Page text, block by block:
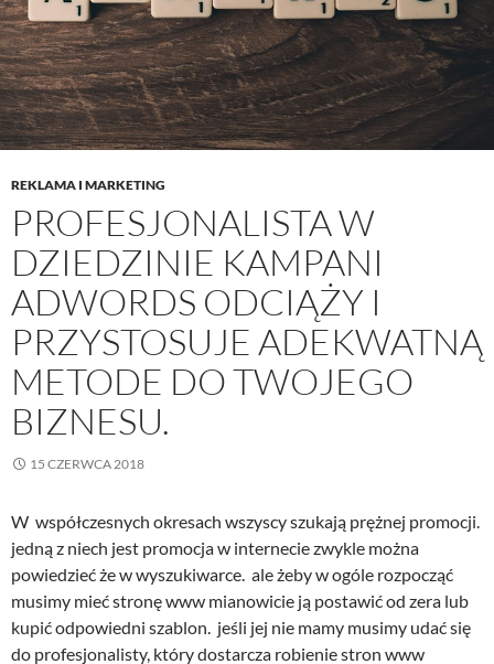
REKLAMA I MARKETING
PROFESJONALISTA W
DZIEDZINIE KAMPANI
ADWORDS ODCIĄŻY I
PRZYSTOSUJE ADEKWATNĄ
METODE DO TWOJEGO
BIZNESU.
15 CZERWCA 2018
W współczesnych okresach wszyscy szukają prężnej promocji.
jedną z niech jest promocja w internecie zwykle można
powiedzieć że w wyszukiwarce. ale żeby w ogóle rozpocząć
musimy mieć stronę www mianowicie ją postawić od zera lub
kupić odpowiedni szablon. jeśli jej nie mamy musimy udać się
do profesjonalisty, który dostarcza robienie stron www